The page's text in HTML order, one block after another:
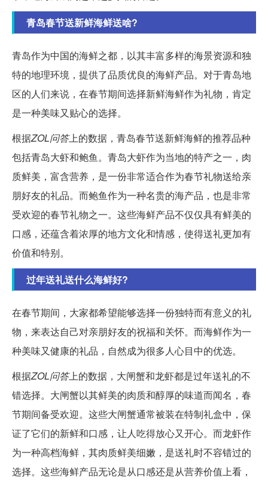
青岛春节送新鲜海鲜送啥?
青岛作为中国的海鲜之都，以其丰富多样的海景资源和独
特的地理环境，提供了品质优良的海鲜产品。对于青岛地
区的人们来说，在春节期间选择新鲜海鲜作为礼物，肯定
是一种美味又贴心的选择。
根据ZOL问答上的数据，青岛春节送新鲜海鲜的推荐品种
包括青岛大虾和鲍鱼。青岛大虾作为当地的特产之一，肉
质鲜美，富含营养，是一份非常适合作为春节礼物送给亲
朋好友的礼品。而鲍鱼作为一种名贵的海产品，也是非常
受欢迎的春节礼物之一。这些海鲜产品不仅仅具有鲜美的
口感，还蕴含着浓厚的地方文化和情感，使得送礼更加有
价值和特别。
过年送礼送什么海鲜好?
在春节期间，大家都希望能够选择一份独特而有意义的礼
物，来表达自己对亲朋好友的祝福和关怀。而海鲜作为一
种美味又健康的礼品，自然成为很多人心目中的优选。
根据ZOL问答上的数据，大闸蟹和龙虾都是过年送礼的不
错选择。大闸蟹以其鲜美的肉质和醇厚的味道而闻名，春
节期间备受欢迎。这些大闸蟹通常被装在特制礼盒中，保
证了它们的新鲜和口感，让人吃得放心又开心。而龙虾作
为一种高档海鲜，其肉质鲜美细嫩，是送礼时不容错过的
选择。这些海鲜产品无论是从口感还是从营养价值上看，